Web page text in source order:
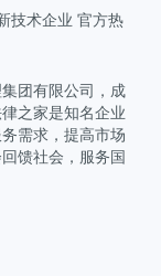
技术企业 官方热
团有限公司，成
之家是知名企业
需求，提高市场
馈社会，服务国